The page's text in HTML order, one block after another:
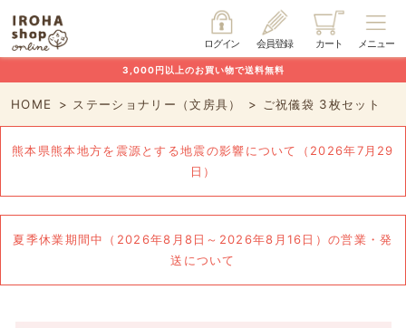
メニュー
カート
会員登録
ログイン
3,000円以上のお買い物で送料無料
HOME ステーショナリー（文房具） ご祝儀袋 3枚セット
熊本県熊本地方を震源とする地震の影響について（2026年7月29
日）
夏季休業期間中（2026年8月8日～2026年8月16日）の営業・発
送について